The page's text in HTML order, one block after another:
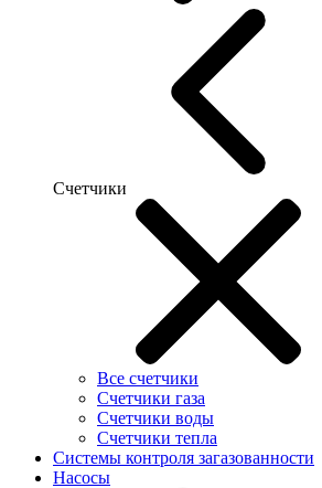
Счетчики
Все счетчики
Счетчики газа
Счетчики воды
Счетчики тепла
Системы контроля загазованности
Насосы